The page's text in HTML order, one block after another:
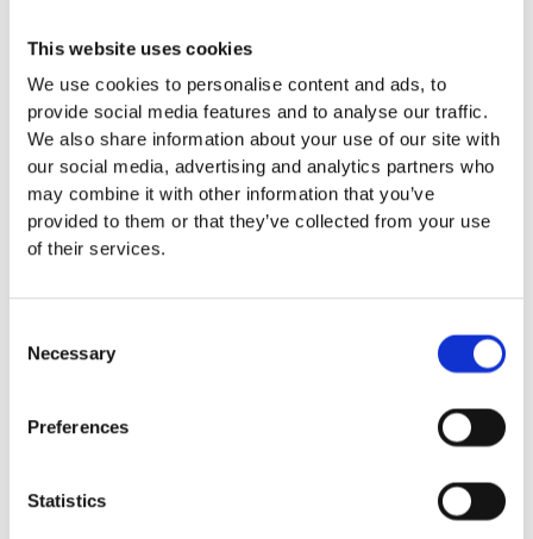
This website uses cookies
We use cookies to personalise content and ads, to
provide social media features and to analyse our traffic.
We also share information about your use of our site with
our social media, advertising and analytics partners who
may combine it with other information that you’ve
provided to them or that they’ve collected from your use
of their services.
Selection
Necessary
Preferences
Statistics
Euroflex - övriga produkter
Euroflex - kantskydd
Euroflex hel & halvkulor /
stenar / diamonds
Euroflex kub / kub EPDM
Euroflex svamp/träd
Euroflex gräskantskydd
Euroflex kantprofil - olika